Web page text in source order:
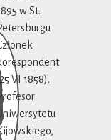
w St.
VI 1858).